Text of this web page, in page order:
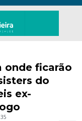
onde ficarão
do
ex-